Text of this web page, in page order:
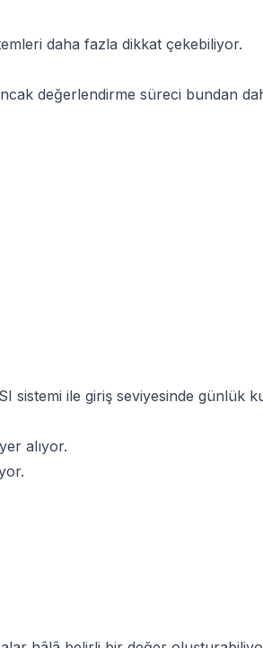
daha fazla dikkat çekebiliyor.
değerlendirme süreci bundan
ile giriş seviyesinde günlük
alıyor.